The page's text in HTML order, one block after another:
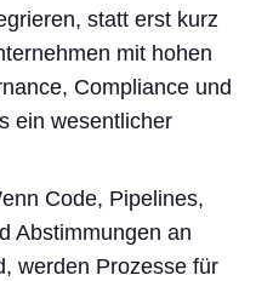
statt erst kurz
mit hohen
Compliance und
ein wesentlicher
Code, Pipelines,
Abstimmungen an
werden Prozesse für